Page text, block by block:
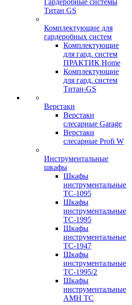
Гардеробные системы
Титан GS
Комплектующие для
гардеробных систем
Комплектующие
для гард. систем
ПРАКТИК Home
Комплектующие
для гард. систем
Титан-GS
Верстаки
Верстаки
слесарные Garage
Верстаки
слесарные Profi W
Инструментальные
шкафы
Шкафы
инструментальные
TC-1095
Шкафы
инструментальные
TC-1995
Шкафы
инструментальные
TC-1947
Шкафы
инструментальные
TC-1995/2
Шкафы
инструментальные
AMH TC